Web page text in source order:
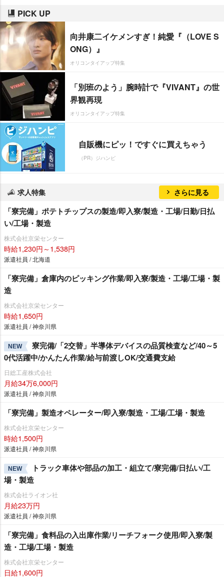
PICK UP
向井康二イケメンすぎ！純愛『（LOVE S
ONG）』
オリコンタイアップ特集
「別班のよう」腕時計で『VIVANT』の世
界観再現
オリコンタイアップ特集
自販機にピッ！ですぐに買えちゃう
（PR）ジハンピ
求人特集 さらに見る
「寮完備」ポテトチップスの製造/即入寮/製造・工場/日勤/日払
い/工場・製造
株式会社京栄センター
時給1,230円～1,538円
派遣社員 / 北海道
「寮完備」倉庫内のピッキング作業/即入寮/製造・工場/工場・製
造
株式会社京栄センター
時給1,650円
派遣社員 / 神奈川県
NEW
寮完備/「2交替」半導体デバイスの品質検査など/40～5
0代活躍中/かんたん作業/給与前渡しOK/交通費支給
日総工産株式会社
月給34万6,000円
派遣社員 / 神奈川県
「寮完備」製造オペレーター/即入寮/製造・工場/工場・製造
株式会社京栄センター
時給1,500円
派遣社員 / 神奈川県
NEW
トラック車体や部品の加工・組立て/寮完備/日払い/工
場・製造
株式会社ライオン社
月給23万円
派遣社員 / 神奈川県
「寮完備」食料品の入出庫作業/リーチフォーク使用/即入寮/製
造・工場/工場・製造
株式会社京栄センター
日給1,600円